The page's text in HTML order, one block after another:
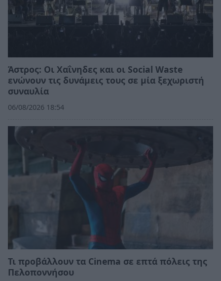
Άστρος: Οι Χαΐνηδες και οι Social Waste
ενώνουν τις δυνάμεις τους σε μία ξεχωριστή
συναυλία
06/08/2026 18:54
Τι προβάλλουν τα Cinema σε επτά πόλεις της
Πελοποννήσου